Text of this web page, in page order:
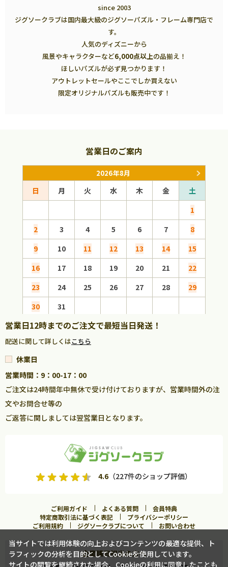
since 2003
ジグソークラブは国内最大級のジグソーパズル・フレーム専門店で
す。
人気のディズニーから
風景やキャラクターなど6,000点以上の品揃え！
ほしいパズルが必ず見つかります！
アウトレットセールやここでしか買えない
限定オリジナルパズルも販売中です！
営業日のご案内
2026年8月
日 月 火 水 木 金
土
1
2
3 4 5 6 7
8
9
10 11 12 13 14
15
16
17 18 19 20 21
22
23
24 25 26 27 28
29
30
31
営業日12時までのご注文で最短当日発送！
配送に関して詳しくはこちら
休業日
営業時間：9：00-17：00
ご注文は24時間年中無休で受け付けておりますが、営業時間外の注
文やお問合せ等の
ご返答に関しましては翌営業日となります。
4.6（227件のショップ評価）
ご利用ガイド よくある質問
会員特典
特定商取引法に基づく表記
プライバシーポリシー
ご利用規約
ジグソークラブについて お問い合わせ
企業購買担当の方へ
当サイトでは利用体験の向上およびコンテンツの最適な提供、ト
ラフィックの分析を目的としてCookieを使用しています。
サイトの閲覧を継続された場合、Cookieの利用に同意したことも